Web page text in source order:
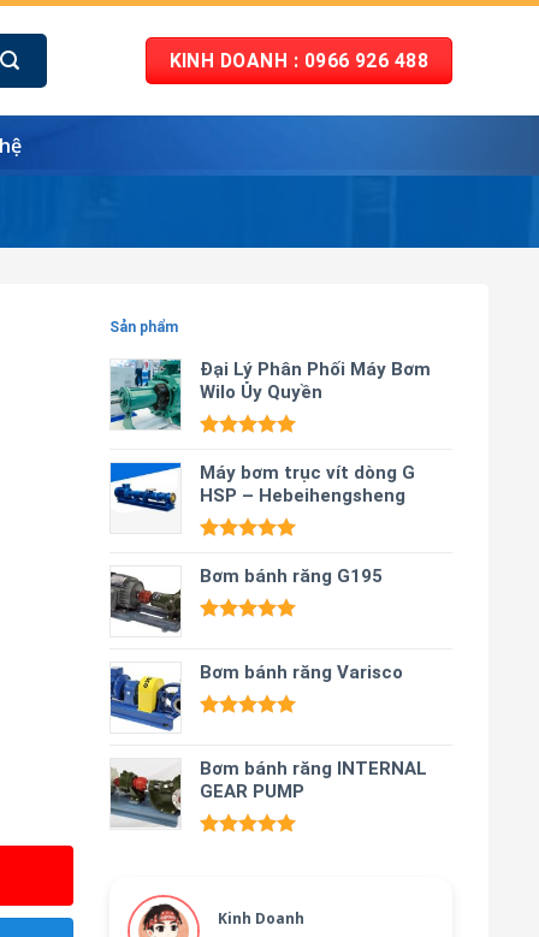
KINH DOANH : 0966 926 488
Sản phẩm
Đại Lý Phân Phối Máy Bơm
Wilo Ủy Quyền
hạng5.00
5 sao
Máy bơm trục vít dòng G
HSP – Hebeihengsheng
hạng5.00
5 sao
Bơm bánh răng G195
5 sao
Bơm bánh răng Varisco
5 sao
Bơm bánh răng INTERNAL
GEAR PUMP
Kinh Doanh